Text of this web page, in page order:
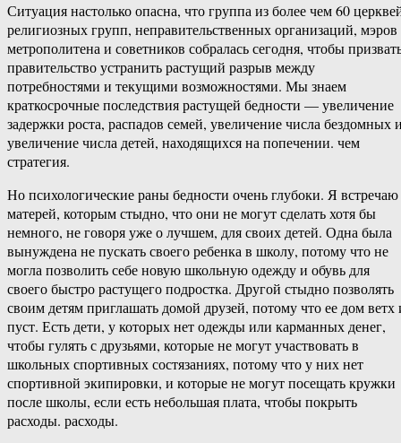
Ситуация настолько опасна, что группа из более чем 60
религиозных групп, неправительственных организаций, мэров
метрополитена и советников собралась сегодня, чтобы
правительство устранить растущий разрыв между
потребностями и текущими возможностями. Мы знаем
краткосрочные последствия растущей бедности — увеличение
задержки роста, распадов семей, увеличение числа бездомных
увеличение числа детей, находящихся на попечении. чем
стратегия.
Но психологические раны бедности очень глубоки. Я встречаю
матерей, которым стыдно, что они не могут сделать хотя бы
немного, не говоря уже о лучшем, для своих детей. Одна была
вынуждена не пускать своего ребенка в школу, потому что не
могла позволить себе новую школьную одежду и обувь для
своего быстро растущего подростка. Другой стыдно позволять
своим детям приглашать домой друзей, потому что ее дом ветх
пуст. Есть дети, у которых нет одежды или карманных денег,
чтобы гулять с друзьями, которые не могут участвовать в
школьных спортивных состязаниях, потому что у них нет
спортивной экипировки, и которые не могут посещать кружки
после школы, если есть небольшая плата, чтобы покрыть
расходы. расходы.